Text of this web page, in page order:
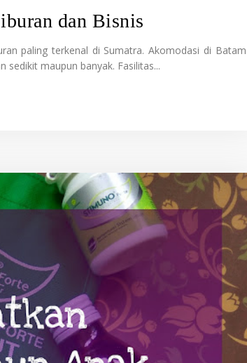
dan Bisnis
paling terkenal di Sumatra. Akomodasi di Batam
sedikit maupun banyak. Fasilitas...